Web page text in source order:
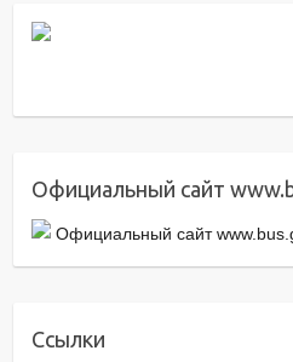
Официальный сайт
Официальный сайт
Ссылки